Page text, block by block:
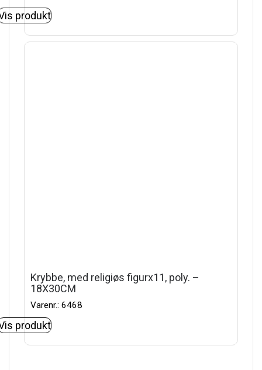
produkt
Krybbe, med religiøs figurx11, poly. –
18X30CM
Varenr.: 6468
produkt